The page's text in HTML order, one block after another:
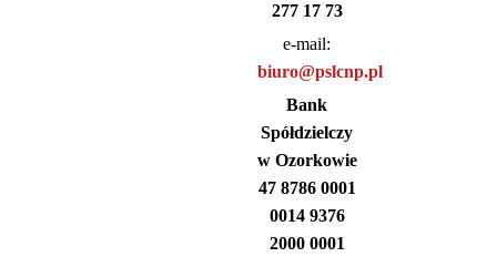
277 17 73
e-mail:
biuro@pslcnp.pl
Bank
Spółdzielczy
w Ozorkowie
47 8786 0001
0014 9376
2000 0001